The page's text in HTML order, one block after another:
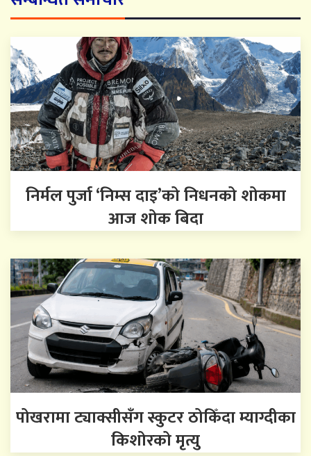
निर्मल पुर्जा ‘निम्स दाइ’को निधनको शोकमा
आज शोक बिदा
पोखरामा ट्याक्सीसँग स्कुटर ठोकिँदा म्याग्दीका
किशोरको मृत्यु